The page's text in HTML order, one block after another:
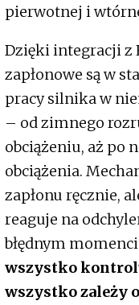
pierwotnej i
Dzięki integracji z
zapłonowe są w
pracy silnika w
– od zimnego
obciążeniu, aż po
obciążenia.
zapłonu ręcznie,
reaguje na
błędnym
wszystko
wszystko zależy